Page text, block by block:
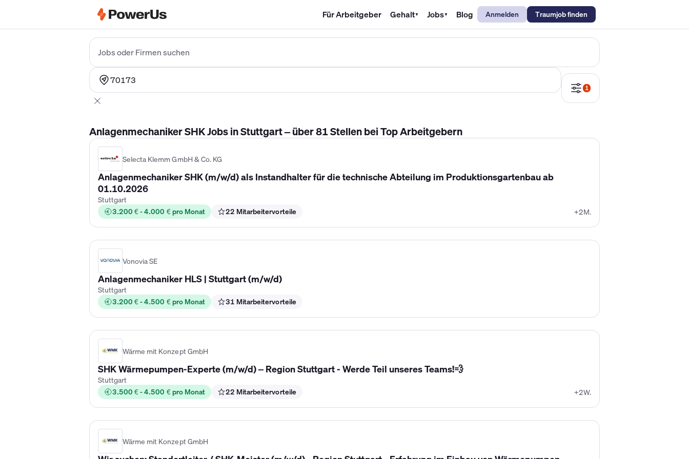
Für Arbeitgeber Gehalt▼ Jobs▼ Blog Anmelden Traumjob finden
Jobs oder Firmen suchen
70173
1
Anlagenmechaniker SHK Jobs in Stuttgart – über 81 Stellen bei Top Arbeitgebern
Selecta Klemm GmbH & Co. KG
Anlagenmechaniker SHK (m/w/d) als Instandhalter für die technische Abteilung im Produktionsgartenbau ab
01.10.2026
Stuttgart
3.200 € - 4.000 € pro Monat
22 Mitarbeitervorteile +2M.
Vonovia SE
Anlagenmechaniker HLS | Stuttgart (m/w/d)
Stuttgart
3.200 € - 4.500 € pro Monat
31 Mitarbeitervorteile
Wärme mit Konzept GmbH
SHK Wärmepumpen-Experte (m/w/d) – Region Stuttgart - Werde Teil unseres Teams!💨
Stuttgart
3.500 € - 4.500 € pro Monat
22 Mitarbeitervorteile +2W.
Wärme mit Konzept GmbH